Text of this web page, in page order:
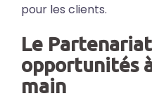
pour les clients.
Le
opportunités
main